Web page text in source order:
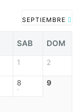
SEPTIEMBRE
SAB DOM
1 2
8 9